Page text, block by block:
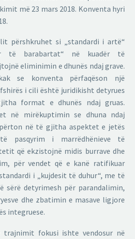
më 23 mars 2018. Konventa hyri
përshkruhet si „standardi i artë“
të barabartat“ në kuadër të
eliminimin e dhunës ndaj grave.
se konventa përfaqëson një
i cili është juridikisht detyrues
format e dhunës ndaj gruas.
në mirëkuptimin se dhuna ndaj
në të gjitha aspektet e jetës
pasqyrim i marrëdhënieve të
që ekzistojnë midis burrave dhe
për vendet që e kanë ratifikuar
i „kujdesit të duhur“, me të
sërë detyrimesh për parandalimin,
dhe zbatimin e masave ligjore
integruese.
fokusi ishte vendosur në